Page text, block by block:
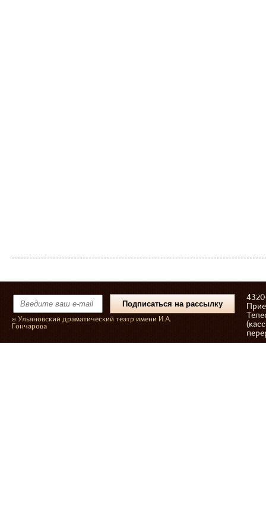
© Ульяновский драматический театр имени И.А.
Гончарова